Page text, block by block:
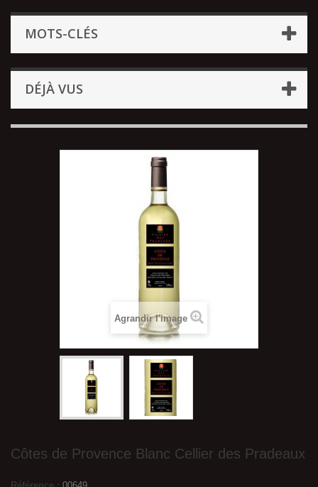
MOTS-CLÉS
DÉJÀ VUS
Agrandir l'image
Côtes de Provence Blanc Cellier des Pradeaux